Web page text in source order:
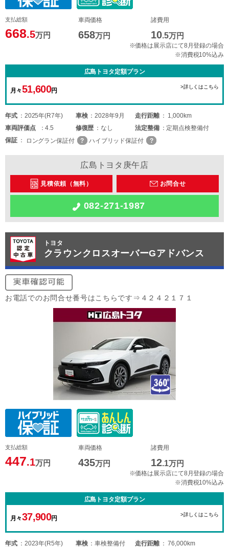
支払総額
668.5万円
車両価格
658万円
諸費用
10.5万円
※価格は展示店にて8月登録の場合
※消費税10%込み
広島トヨタ定額プラン
月々51,600円
>詳しくはこちら
年式 2025年(R7年) 車検 2028年9月 走行距離
1,000km
車両評価点 4.5 修復歴 なし 法定整備
定期点検整備付
保証
ロングラン保証付 ハイブリッド保証付
広島トヨタ庚午店
見積依頼（無料） お問合せ
082-271-1987
トヨタ
クラウンクロスオーバーGアドバンス
お電話でのお問合せ番号はこちらです⇒４２４２１７１
支払総額
447.1万円
車両価格
435万円
諸費用
12.1万円
※価格は展示店にて8月登録の場合
※消費税10%込み
広島トヨタ定額プラン
月々37,900円
>詳しくはこちら
年式 2023年(R5年) 車検 車検整備付 走行距離
76,000km